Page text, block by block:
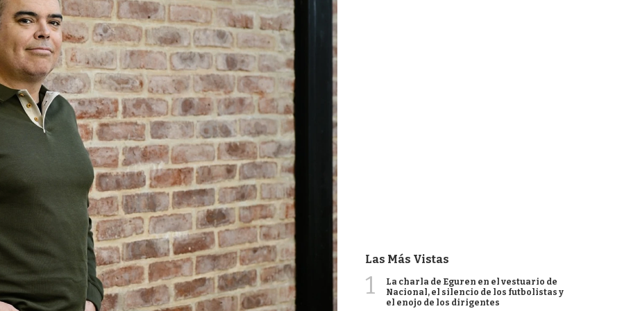
Las Más Vistas
1
La charla de Eguren en el vestuario de
Nacional, el silencio de los futbolistas y
el enojo de los dirigentes